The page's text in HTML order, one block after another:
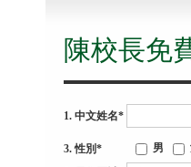
陳校長免
1. 中文姓名*
3. 性別* 男